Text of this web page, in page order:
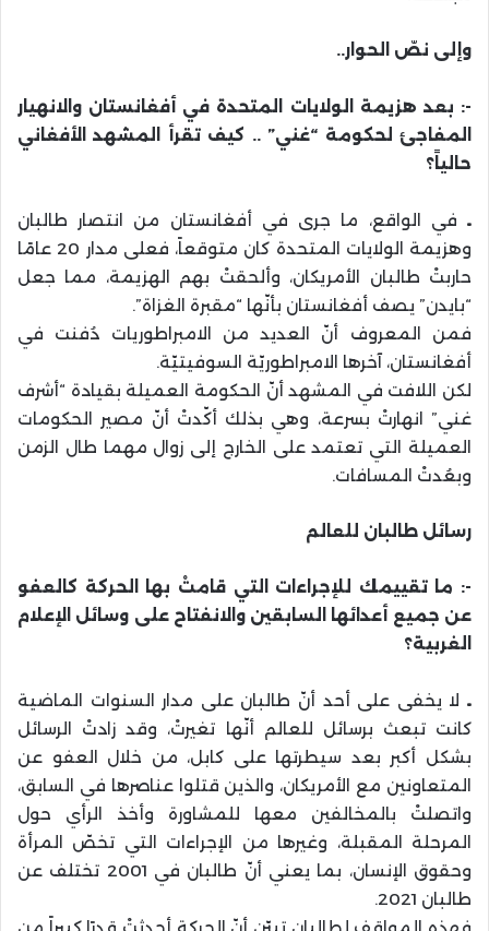
وإلى نصّ الحوار..
-: بعد هزيمة الولايات المتحدة في أفغانستان والانهيار
المفاجئ لحكومة “غني” .. كيف تقرأ المشهد الأفغاني
حالياً؟
ـ في الواقع، ما جرى في أفغانستان من انتصار طالبان
وهزيمة الولايات المتحدة كان متوقعاً، فعلى مدار 20 عامًا
حاربتْ طالبان الأمريكان، وألحقتْ بهم الهزيمة، مما جعل
“بايدن” يصف أفغانستان بأنّها “مقبرة الغزاة”.
فمن المعروف أنّ العديد من الامبراطوريات دُفنت في
أفغانستان، آخرها الامبراطوريّة السوفيتيّة.
لكن اللافت في المشهد أنّ الحكومة العميلة بقيادة “أشرف
غني” انهارتْ بسرعة، وهي بذلك أكّدتْ أنّ مصير الحكومات
العميلة التي تعتمد على الخارج إلى زوال مهما طال الزمن
وبعُدتْ المسافات.
رسائل طالبان للعالم
-: ما تقييمك للإجراءات التي قامتْ بها الحركة كالعفو
عن جميع أعدائها السابقين والانفتاح على وسائل الإعلام
الغربية؟
ـ لا يخفى على أحد أنّ طالبان على مدار السنوات الماضية
كانت تبعث برسائل للعالم أنّها تغيرتْ، وقد زادتْ الرسائل
بشكل أكبر بعد سيطرتها على كابل، من خلال العفو عن
المتعاونين مع الأمريكان، والذين قتلوا عناصرها في السابق،
واتصلتْ بالمخالفين معها للمشاورة وأخذ الرأي حول
المرحلة المقبلة، وغيرها من الإجراءات التي تخصّ المرأة
وحقوق الإنسان، بما يعني أنّ طالبان في 2001 تختلف عن
طالبان 2021.